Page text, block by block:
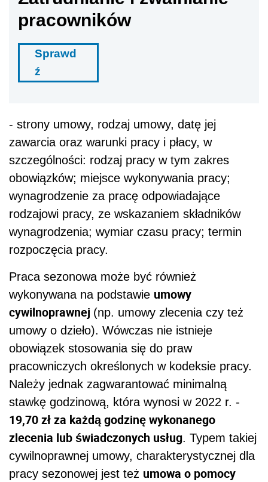
pracowników
Sprawd
ź
- strony umowy, rodzaj umowy, datę jej
zawarcia oraz warunki pracy i płacy, w
szczególności: rodzaj pracy w tym zakres
obowiązków; miejsce wykonywania pracy;
wynagrodzenie za pracę odpowiadające
rodzajowi pracy, ze wskazaniem składników
wynagrodzenia; wymiar czasu pracy; termin
rozpoczęcia pracy.
Praca sezonowa może być również
wykonywana na podstawie umowy
cywilnoprawnej (np. umowy zlecenia czy też
umowy o dzieło). Wówczas nie istnieje
obowiązek stosowania się do praw
pracowniczych określonych w kodeksie pracy.
Należy jednak zagwarantować minimalną
stawkę godzinową, która wynosi w 2022 r. -
19,70 złza każdą godzinę wykonanego
zlecenia lub świadczonych usług. Typem takiej
cywilnoprawnej umowy, charakterystycznej dla
pracy sezonowej jest też umowa o pomocy